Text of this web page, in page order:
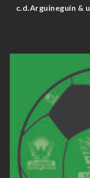
c.d.Arguineguín &